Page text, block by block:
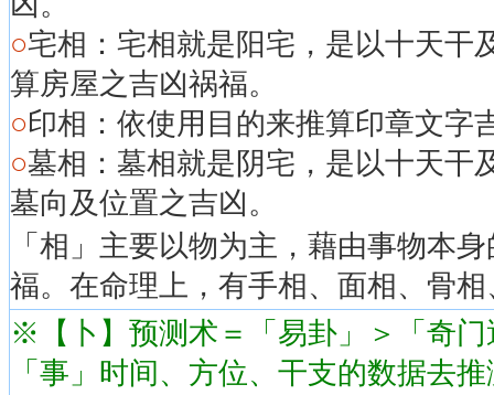
○宅相：宅相就是阳宅，是以十天干
算房屋之吉凶祸福。
○印相：依使用目的来推算印章文字
○墓相：墓相就是阴宅，是以十天干
墓向及位置之吉凶。
「相」主要以物为主，藉由事物本
福。在命理上，有手相、面相、骨
※【卜】预测术＝「易卦」＞「奇
「事」时间、方位、干支的数据去